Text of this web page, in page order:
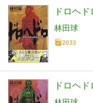
ドロヘ
林田球
2033
ドロヘ